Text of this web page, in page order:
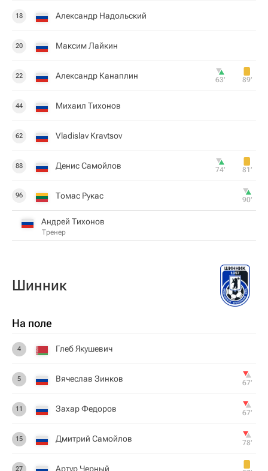
18 Александр Надольский
20 Максим Лайкин
22 Александр Канаплин 63‎’‎ 89‎’‎
44 Михаил Тихонов
62 Vladislav Kravtsov
88 Денис Самойлов 74‎’‎ 81‎’‎
96 Томас Рукас 90‎’‎
Андрей Тихонов
Тренер
Шинник
На поле
4 Глеб Якушевич
5 Вячеслав Зинков 67‎’‎
11 Захар Федоров 67‎’‎
15 Дмитрий Самойлов 78‎’‎
27 Артур Черный